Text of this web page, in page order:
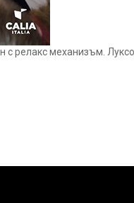
релакс механизъм.